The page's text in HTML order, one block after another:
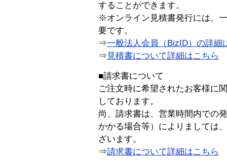
することができます。
※オンライン見積書発行には、
要です。
⇒一般法人会員（BizID）の詳細
⇒ 見積書について詳細はこちら
■請求書について
ご注文時に希望されたお客様に
しております。
尚、請求書は、営業時間内での
かかる場合等）によりましては
ざいます。
⇒請求書について詳細はこちら